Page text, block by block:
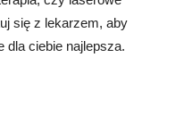
się z lekarzem, aby
dla ciebie najlepsza.